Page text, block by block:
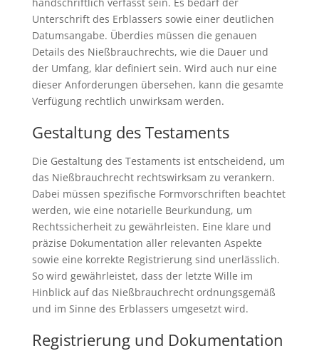
Unterschrift des Erblassers sowie einer deutlichen
Datumsangabe. Überdies müssen die genauen
Details des Nießbrauchrechts, wie die Dauer und
der Umfang, klar definiert sein. Wird auch nur eine
dieser Anforderungen übersehen, kann die gesamte
Verfügung rechtlich unwirksam werden.
Gestaltung des Testaments
Die Gestaltung des Testaments ist entscheidend, um
das Nießbrauchrecht rechtswirksam zu verankern.
Dabei müssen spezifische Formvorschriften beachtet
werden, wie eine notarielle Beurkundung, um
Rechtssicherheit zu gewährleisten. Eine klare und
präzise Dokumentation aller relevanten Aspekte
sowie eine korrekte Registrierung sind unerlässlich.
So wird gewährleistet, dass der letzte Wille im
Hinblick auf das Nießbrauchrecht ordnungsgemäß
und im Sinne des Erblassers umgesetzt wird.
Registrierung und Dokumentation